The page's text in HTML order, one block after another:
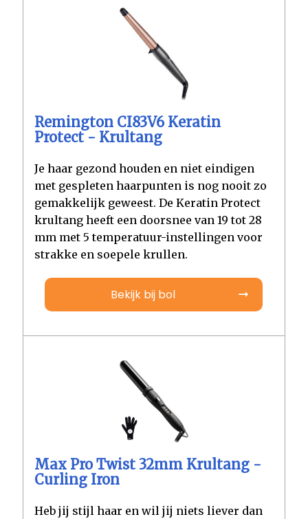
Remington CI83V6 Keratin
Protect - Krultang
Je haar gezond houden en niet eindigen
met gespleten haarpunten is nog nooit zo
gemakkelijk geweest. De Keratin Protect
krultang heeft een doorsnee van 19 tot 28
mm met 5 temperatuur-instellingen voor
strakke en soepele krullen.
Bekijk bij bol
Max Pro Twist 32mm Krultang -
Curling Iron
Heb jij stijl haar en wil jij niets liever dan